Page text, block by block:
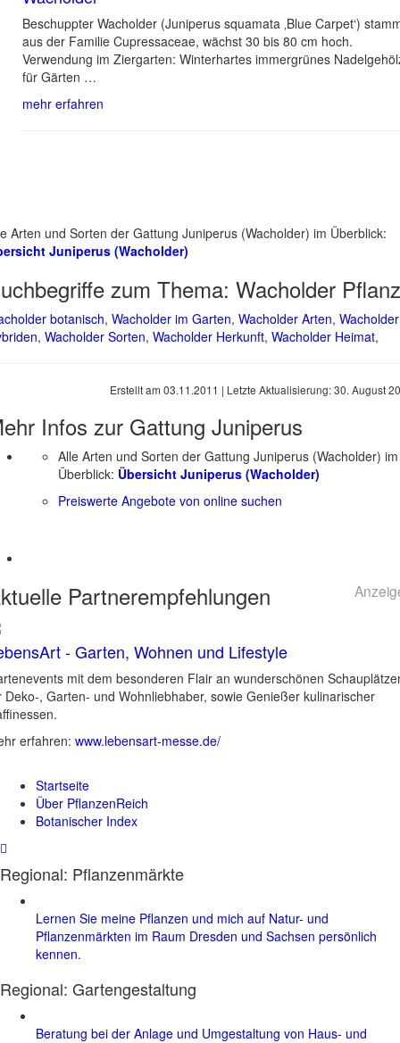
Beschuppter Wacholder (Juniperus squamata ‚Blue Carpet‘)
aus der Familie Cupressaceae, wächst 30 bis 80 cm hoch.
Verwendung im Ziergarten: Winterhartes immergrünes
für Gärten …
mehr erfahren
Arten und Sorten der Gattung Juniperus (Wacholder) im Überblick:
Juniperus (Wacholder)
zum Thema: Wacholder
botanisch, Wacholder im Garten, Wacholder Arten, Wacholder
, Wacholder Sorten, Wacholder Herkunft, Wacholder Heimat,
Erstellt am 03.11.2011 | Letzte Aktualisierung:30. August
Infos zur Gattung Juniperus
Alle Arten und Sorten der Gattung Juniperus (Wacholder) im
Überblick: Übersicht Juniperus (Wacholder)
Preiswerte Angebote von online suchen
Partnerempfehlungen
- Garten, Wohnen und Lifestyle
mit dem besonderen Flair an wunderschönen
Deko-, Garten- und Wohnliebhaber, sowie Genießer kulinarischer
erfahren: www.lebensart-messe.de/
Startseite
Über PflanzenReich
Botanischer Index
Regional: Pflanzenmärkte
Lernen Sie meine Pflanzen und mich auf Natur- und
Pflanzenmärkten im Raum Dresden und Sachsen persönlich
kennen.
Regional: Gartengestaltung
Beratung bei der Anlage und Umgestaltung von Haus- und